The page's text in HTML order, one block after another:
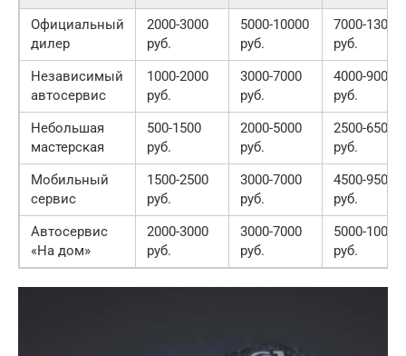
Официальный
дилер
2000-3000
руб.
5000-10000
руб.
7000-13000
руб.
Независимый
автосервис
1000-2000
руб.
3000-7000
руб.
4000-9000
руб.
Небольшая
мастерская
500-1500
руб.
2000-5000
руб.
2500-6500
руб.
Мобильный
сервис
1500-2500
руб.
3000-7000
руб.
4500-9500
руб.
Автосервис
«На дом»
2000-3000
руб.
3000-7000
руб.
5000-10000
руб.